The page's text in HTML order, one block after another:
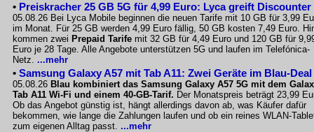
• Preiskracher 25 GB 5G für 4,99 Euro: Lyca greift Discounter
05.08.26 Bei Lyca Mobile beginnen die neuen Tarife mit 10 GB für 3,99
im Monat. Für 25 GB werden 4,99 Euro fällig, 50 GB kosten 7,49 Euro.
kommen zwei Prepaid Tarife mit 32 GB für 4,49 Euro und 120 GB für
Euro je 28 Tage. Alle Angebote unterstützen 5G und laufen im Telefónica-
Netz. ...mehr
• Samsung Galaxy A57 mit Tab A11: Zwei Geräte im Blau-Deal
05.08.26 Blau kombiniert das Samsung Galaxy A57 5G mit dem
Tab A11 Wi-Fi und einem 40-GB-Tarif. Der Monatspreis beträgt 23,99
Ob das Angebot günstig ist, hängt allerdings davon ab, was Käufer dafür
bekommen, wie lange die Zahlungen laufen und ob ein reines WLAN-
zum eigenen Alltag passt. ...mehr